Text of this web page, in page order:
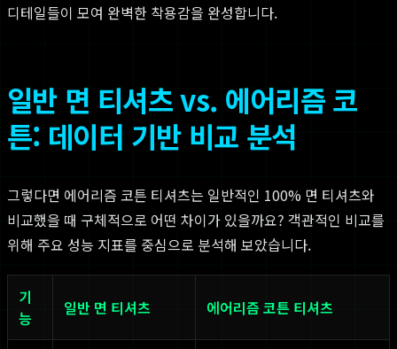
디테일들이 모여 완벽한 착용감을 완성합니다.
일반 면 티셔츠 vs. 에어리즘 코
튼: 데이터 기반 비교 분석
그렇다면 에어리즘 코튼 티셔츠는 일반적인 100% 면 티셔츠와
비교했을 때 구체적으로 어떤 차이가 있을까요? 객관적인 비교를
위해 주요 성능 지표를 중심으로 분석해 보았습니다.
기
능
일반 면 티셔츠 에어리즘 코튼 티셔츠